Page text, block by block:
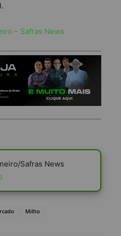
– Safras News
Safras News
Milho